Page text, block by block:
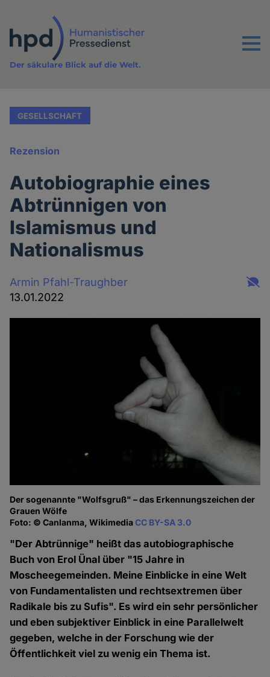
Inhalt
Menu
Der säkulare Blick auf die Welt.
GESELLSCHAFT
Rezension
Autobiographie eines
Abtrünnigen von
Islamismus und
Nationalismus
Armin Pfahl-Traughber
13.01.2022
Der sogenannte "Wolfsgruß" – das Erkennungszeichen der
Grauen Wölfe
Foto: © Canlanma, WikimediaCC BY-SA 3.0
"Der Abtrünnige" heißt das autobiographische
Buch von Erol Ünal über "15 Jahre in
Moscheegemeinden. Meine Einblicke in eine Welt
von Fundamentalisten und rechtsextremen über
Radikale bis zu Sufis". Es wird ein sehr persönlicher
und eben subjektiver Einblick in eine Parallelwelt
gegeben, welche in der Forschung wie der
Öffentlichkeit viel zu wenig ein Thema ist.